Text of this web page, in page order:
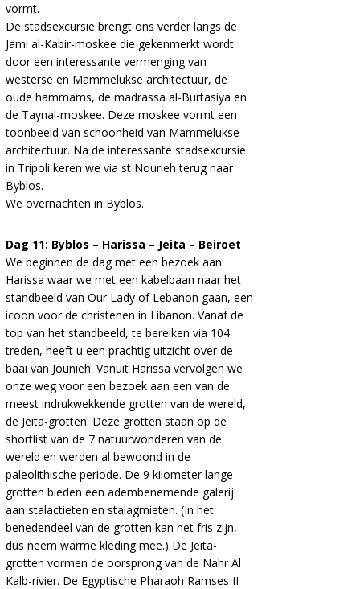
vormt.
De stadsexcursie brengt ons verder langs de
Jami al-Kabir-moskee die gekenmerkt wordt
door een interessante vermenging van
westerse en Mammelukse architectuur, de
oude hammams, de madrassa al-Burtasiya en
de Taynal-moskee. Deze moskee vormt een
toonbeeld van schoonheid van Mammelukse
architectuur. Na de interessante stadsexcursie
in Tripoli keren we via st Nourieh terug naar
Byblos.
We overnachten in Byblos.
Dag 11: Byblos – Harissa – Jeita – Beiroet
We beginnen de dag met een bezoek aan
Harissa waar we met een kabelbaan naar het
standbeeld van Our Lady of Lebanon gaan, een
icoon voor de christenen in Libanon. Vanaf de
top van het standbeeld, te bereiken via 104
treden, heeft u een prachtig uitzicht over de
baai van Jounieh. Vanuit Harissa vervolgen we
onze weg voor een bezoek aan een van de
meest indrukwekkende grotten van de wereld,
de Jeita-grotten. Deze grotten staan op de
shortlist van de 7 natuurwonderen van de
wereld en werden al bewoond in de
paleolithische periode. De 9 kilometer lange
grotten bieden een adembenemende galerij
aan stalactieten en stalagmieten. (In het
benedendeel van de grotten kan het fris zijn,
dus neem warme kleding mee.) De Jeita-
grotten vormen de oorsprong van de Nahr Al
Kalb-rivier. De Egyptische Pharaoh Ramses II